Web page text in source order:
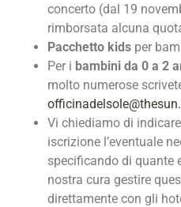
concerto (dal 19
rimborsata alcuna
Pacchetto kids per
Per i bambini da 0 a 2
molto numerose
Vi chiediamo di
iscrizione l’eventuale
specificando di quante
nostra cura gestire
direttamente con gli